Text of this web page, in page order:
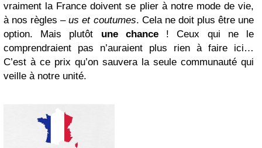
vraiment la France doivent se plier à notre mode de vie,
à nos règles –us et coutumes. Cela ne doit plus être une
option. Mais plutôt une chance! Ceux qui ne le
comprendraient pas n’auraient plus rien à faire ici…
C’est à ce prix qu’on sauvera la seule communauté qui
veille à notre unité.